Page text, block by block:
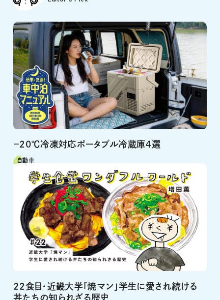
－20℃冷凍対応ポータブル冷蔵庫4選
自動車
22食目・近畿大学「焼マン」学生に愛され続ける
丼たちの知られざる歴史